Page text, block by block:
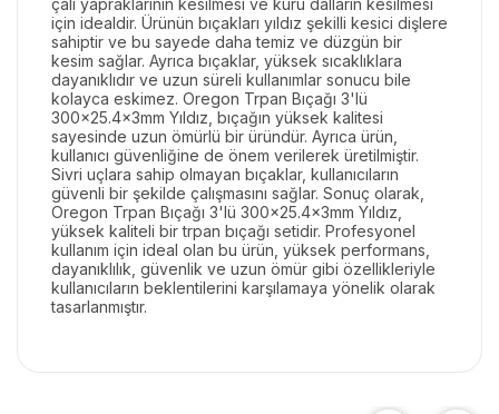
çalı yapraklarının kesilmesi ve kuru dalların kesilmesi
için idealdir. Ürünün bıçakları yıldız şekilli kesici dişlere
sahiptir ve bu sayede daha temiz ve düzgün bir
kesim sağlar. Ayrıca bıçaklar, yüksek sıcaklıklara
dayanıklıdır ve uzun süreli kullanımlar sonucu bile
kolayca eskimez. Oregon Trpan Bıçağı 3'lü
300x25.4x3mm Yıldız, bıçağın yüksek kalitesi
sayesinde uzun ömürlü bir üründür. Ayrıca ürün,
kullanıcı güvenliğine de önem verilerek üretilmiştir.
Sivri uçlara sahip olmayan bıçaklar, kullanıcıların
güvenli bir şekilde çalışmasını sağlar. Sonuç olarak,
Oregon Trpan Bıçağı 3'lü 300x25.4x3mm Yıldız,
yüksek kaliteli bir trpan bıçağı setidir. Profesyonel
kullanım için ideal olan bu ürün, yüksek performans,
dayanıklılık, güvenlik ve uzun ömür gibi özellikleriyle
kullanıcıların beklentilerini karşılamaya yönelik olarak
tasarlanmıştır.